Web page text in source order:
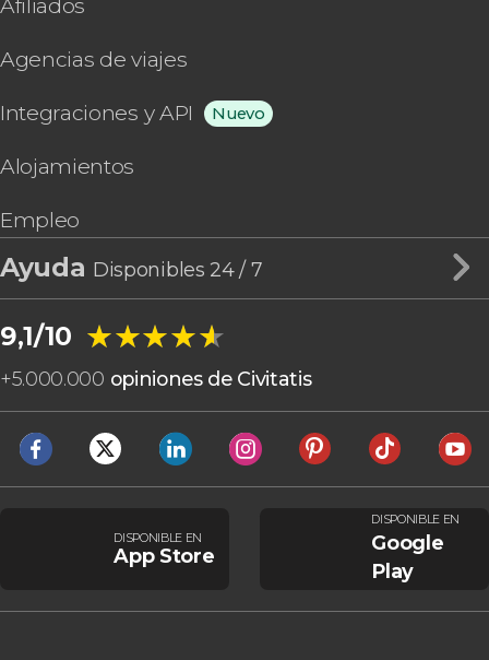
Afiliados
Agencias de viajes
Integraciones y API Nuevo
Alojamientos
Empleo
Ayuda Disponibles 24 / 7
9,1/10 ★★★★★
★★★★★
+5.000.000 opiniones de Civitatis
DISPONIBLE EN
App Store
DISPONIBLE EN
Google
Play